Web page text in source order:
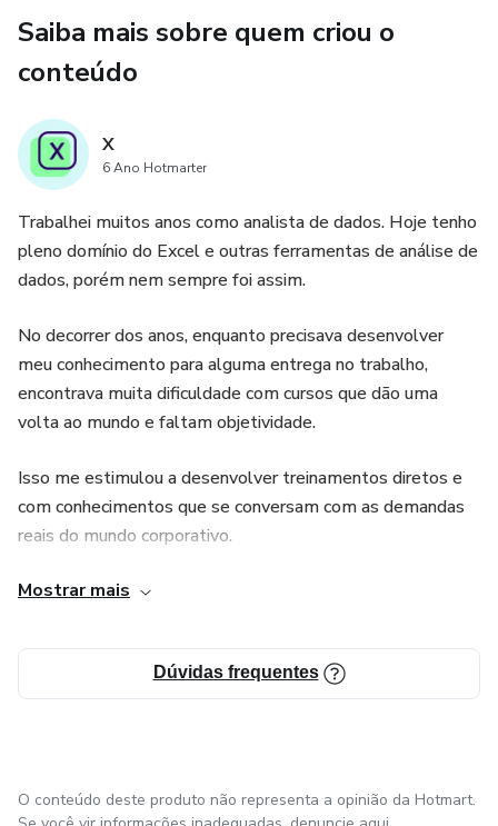
Saiba mais sobre quem criou o
conteúdo
X
6 Ano Hotmarter
Trabalhei muitos anos como analista de dados. Hoje tenho
pleno domínio do Excel e outras ferramentas de análise de
dados, porém nem sempre foi assim.
No decorrer dos anos, enquanto precisava desenvolver
meu conhecimento para alguma entrega no trabalho,
encontrava muita dificuldade com cursos que dão uma
volta ao mundo e faltam objetividade.
Isso me estimulou a desenvolver treinamentos diretos e
com conhecimentos que se conversam com as demandas
reais do mundo corporativo.
Peço que confie nesse processo e mergulhe nos cursos
Mostrar mais
Dúvidas frequentes
O conteúdo deste produto não representa a opinião da Hotmart.